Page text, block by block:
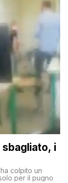
sbagliato, i
colpito un
per il pugno